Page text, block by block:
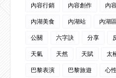
內容行銷
內容創作 內
內湖美食
內湖站 內湖
公關
六字訣 分享
天氣
天然 天賦 太
巴黎表演
巴黎旅遊 心